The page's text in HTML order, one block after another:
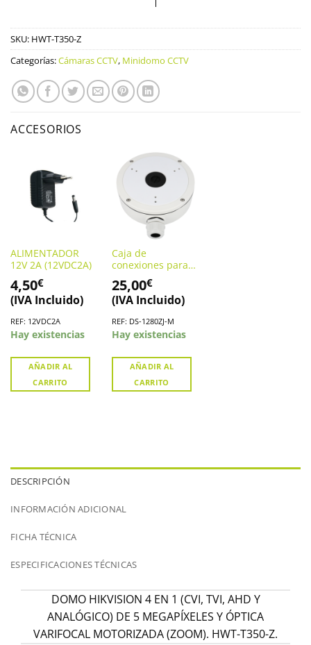
SKU: HWT-T350-Z
Categorías:Cámaras CCTV, Minidomo CCTV
ACCESORIOS
ALIMENTADOR
12V 2A (12VDC2A)
4,50€
(IVA Incluido)
REF: 12VDC2A
Hay existencias
AÑADIR AL
CARRITO
Caja de
conexiones para
cámaras domo
HIKVISION. DS-
1280ZJ-M
25,00€
(IVA Incluido)
REF: DS-1280ZJ-M
Hay existencias
AÑADIR AL
CARRITO
DESCRIPCIÓN
INFORMACIÓN ADICIONAL
FICHA TÉCNICA
ESPECIFICACIONES TÉCNICAS
DOMO HIKVISION 4 EN 1 (CVI, TVI, AHD Y
ANALÓGICO) DE 5 MEGAPÍXELES Y ÓPTICA
VARIFOCAL MOTORIZADA (ZOOM). HWT-T350-Z.